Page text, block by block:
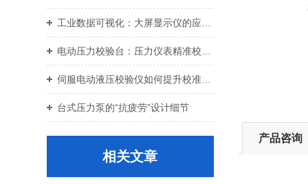
伺服电动液压校验仪如何提升校准效率与重复性
台式压力泵的“抗疲劳”设计细节
相关文章
产品咨询